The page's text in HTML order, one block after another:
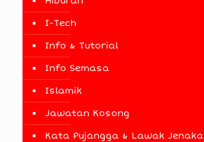
I-Tech
Info & Tutorial
Info Semasa
Islamik
Jawatan Kosong
Kata Pujangga & Lawak Jenaka